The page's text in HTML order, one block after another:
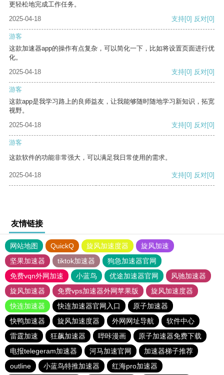
更轻松地完成工作任务。
2025-04-18
支持[0] 反对[0]
游客
这款加速器app的操作有点复杂，可以简化一下，比如将设置页面进行优
化。
2025-04-18
支持[0] 反对[0]
游客
这款app是我学习路上的良师益友，让我能够随时随地学习新知识，拓宽
视野。
2025-04-18
支持[0] 反对[0]
游客
这款软件的功能非常强大，可以满足我日常使用的需求。
2025-04-18 支持[0] 反对[0]
友情链接
网站地图 QuickQ 旋风加速度器
旋风加速
坚果加速器
tiktok加速器
狗急加速器官网
免费vqn外网加速
小蓝鸟 优途加速器官网
风驰加速器
旋风加速器
免费vps加速器外网苹果版
旋风加速度器
快连加速器
快连加速器官网入口
原子加速器
快鸭加速器
旋风加速度器 外网网址导航
软件中心
雷霆加速
狂飙加速器 哔咔漫画
原子加速器免费下载
电报telegeram加速器
河马加速官网
加速器梯子推荐
outline
小蓝鸟特推加速器 红海pro加速器